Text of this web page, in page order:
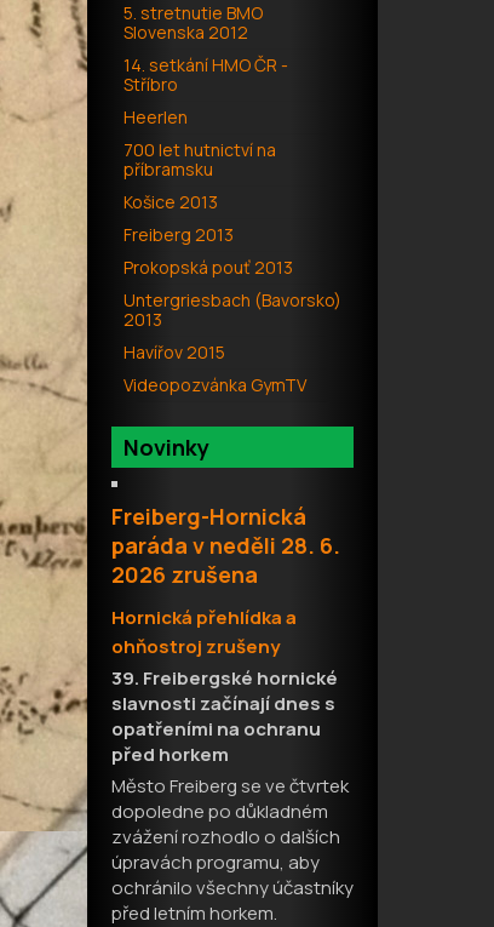
5. stretnutie BMO
Slovenska 2012
14. setkání HMO ČR -
Stříbro
Heerlen
700 let hutnictví na
příbramsku
Košice 2013
Freiberg 2013
Prokopská pouť 2013
Untergriesbach (Bavorsko)
2013
Havířov 2015
Videopozvánka GymTV
Novinky
Freiberg-Hornická
paráda v neděli 28. 6.
2026 zrušena
Hornická přehlídka a
ohňostroj zrušeny
39. Freibergské hornické
slavnosti začínají dnes s
opatřeními na ochranu
před horkem
Město Freiberg se ve čtvrtek
dopoledne po důkladném
zvážení rozhodlo o dalších
úpravách programu, aby
ochránilo všechny účastníky
před letním horkem.